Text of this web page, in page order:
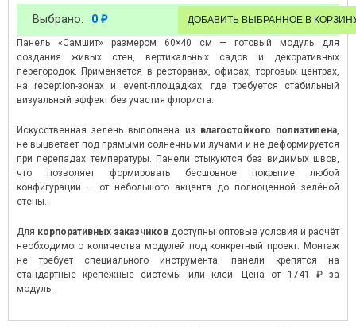
Выбрано: 0 ₽
Панель «Самшит» размером 60×40 см — готовый модуль для
создания живых стен, вертикальных садов и декоративных
перегородок. Применяется в ресторанах, офисах, торговых центрах,
на reception-зонах и event-площадках, где требуется стабильный
визуальный эффект без участия флориста.
Искусственная зелень выполнена из влагостойкого полиэтилена,
не выцветает под прямыми солнечными лучами и не деформируется
при перепадах температуры. Панели стыкуются без видимых швов,
что позволяет формировать бесшовное покрытие любой
конфигурации — от небольшого акцента до полноценной зелёной
стены.
Для корпоративных заказчиков доступны оптовые условия и расчёт
необходимого количества модулей под конкретный проект. Монтаж
не требует специального инструмента: панели крепятся на
стандартные крепёжные системы или клей. Цена от 1741 ₽ за
модуль.